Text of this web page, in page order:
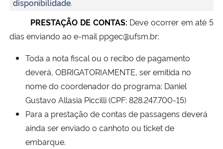
disponibilidade.
PRESTAÇÃO DE CONTAS: Deve ocorrer em até 5
dias enviando ao e-mail ppgec@ufsm.br:
Toda a nota fiscal ou o recibo de pagamento
deverá, OBRIGATORIAMENTE, ser emitida no
nome do coordenador do programa: Daniel
Gustavo Allasia Piccilli (CPF: 828.247.700-15)
Para a prestação de contas de passagens deverá
ainda ser enviado o canhoto ou ticket de
embarque.